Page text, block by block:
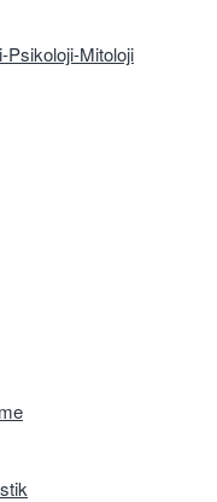
Psikoloji-Mitoloji